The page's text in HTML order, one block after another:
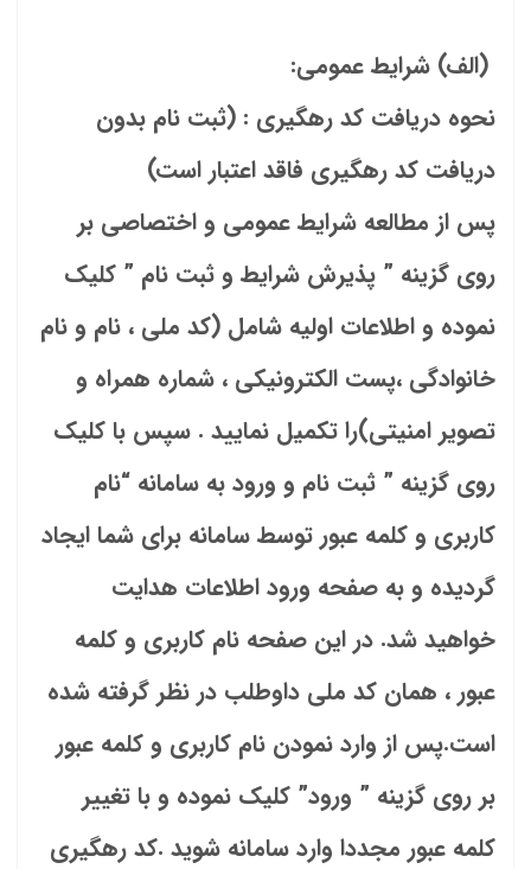
(الف) شرايط عمومي:
نحوه دریافت کد رهگیری : (ثبت نام بدون
دریافت کد رهگیری فاقد اعتبار است)
پس از مطالعه شرایط عمومی و اختصاصی بر
روی گزینه ” پذیرش شرایط و ثبت نام ” کلیک
نموده و اطلاعات اولیه شامل (کد ملی ، نام و نام
خانوادگی ،پست الکترونیکی ، شماره همراه و
تصویر امنیتی)را تکمیل نمایید . سپس با کلیک
روی گزینه ” ثبت نام و ورود به سامانه “نام
کاربری و کلمه عبور توسط سامانه برای شما ایجاد
گردیده و به صفحه ورود اطلاعات هدایت
خواهید شد. در این صفحه نام کاربری و کلمه
عبور ، همان کد ملی داوطلب در نظر گرفته شده
است.پس از وارد نمودن نام کاربری و کلمه عبور
بر روی گزینه ” ورود” کلیک نموده و با تغییر
کلمه عبور مجددا وارد سامانه شوید .کد رهگیری